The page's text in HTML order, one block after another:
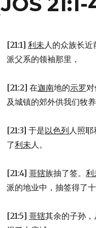
[21:1] 利未人的众族长近
派父系的领袖那里，
[21:2] 在迦南地的示罗
及城镇的郊外供我们牧
[21:3] 于是以色列人照
了利未人。
[21:4] 哥辖族抽了签。 利
派的地业中，抽签得了十
[21:5] 哥辖其余的子孙，